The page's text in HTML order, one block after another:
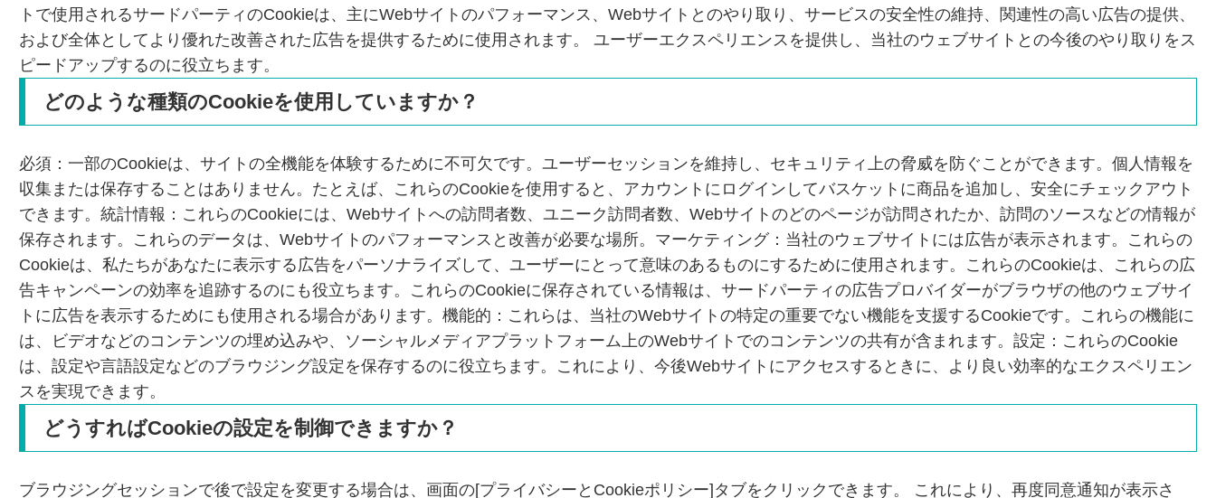
トで使用されるサードパーティのCookieは、主にWebサイトのパフォーマンス、Webサイトとのやり取り、サービスの安全性の維持、関連性の高い広告の提供、
および全体としてより優れた改善された広告を提供するために使用されます。 ユーザーエクスペリエンスを提供し、当社のウェブサイトとの今後のやり取りをス
ピードアップするのに役立ちます。
どのような種類のCookieを使用していますか？
必須：一部のCookieは、サイトの全機能を体験するために不可欠です。ユーザーセッションを維持し、セキュリティ上の脅威を防ぐことができます。個人情報を
収集または保存することはありません。たとえば、これらのCookieを使用すると、アカウントにログインしてバスケットに商品を追加し、安全にチェックアウト
できます。統計情報：これらのCookieには、Webサイトへの訪問者数、ユニーク訪問者数、Webサイトのどのページが訪問されたか、訪問のソースなどの情報が
保存されます。これらのデータは、Webサイトのパフォーマンスと改善が必要な場所。マーケティング：当社のウェブサイトには広告が表示されます。これらの
Cookieは、私たちがあなたに表示する広告をパーソナライズして、ユーザーにとって意味のあるものにするために使用されます。これらのCookieは、これらの広
告キャンペーンの効率を追跡するのにも役立ちます。これらのCookieに保存されている情報は、サードパーティの広告プロバイダーがブラウザの他のウェブサイ
トに広告を表示するためにも使用される場合があります。機能的：これらは、当社のWebサイトの特定の重要でない機能を支援するCookieです。これらの機能に
は、ビデオなどのコンテンツの埋め込みや、ソーシャルメディアプラットフォーム上のWebサイトでのコンテンツの共有が含まれます。設定：これらのCookie
は、設定や言語設定などのブラウジング設定を保存するのに役立ちます。これにより、今後Webサイトにアクセスするときに、より良い効率的なエクスペリエン
スを実現できます。
どうすればCookieの設定を制御できますか？
ブラウジングセッションで後で設定を変更する場合は、画面の[プライバシーとCookieポリシー]タブをクリックできます。 これにより、再度同意通知が表示さ